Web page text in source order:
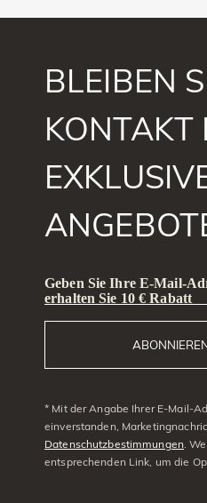
BLEIBEN
KONTAKT
Geben Sie Ihre E-Mail-
erhalten Sie 10 € Rabatt
* Mit der Angabe Ihrer E-Mail-
einverstanden,
Datenschutzbestimmungen .
entsprechenden Link, um die